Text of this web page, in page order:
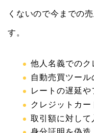
くないので今までの
す。
他人名義でのク
自動売買ツール
レートの遅延や
クレジットカ
取引額に対して